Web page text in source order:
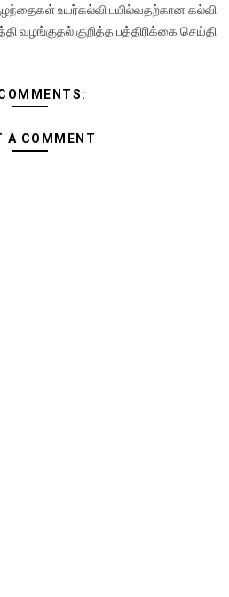
உயர்கல்வி பயில்வதற்கான கல்வி
வழங்குதல் குறித்த பத்திரிக்கை செய்தி
A COMMENT